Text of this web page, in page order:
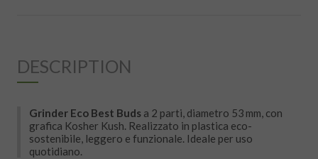
DESCRIPTION
Grinder Eco Best Buds a 2 parti, diametro 53 mm, con
grafica Kosher Kush. Realizzato in plastica eco-
sostenibile, leggero e funzionale. Ideale per uso
quotidiano.